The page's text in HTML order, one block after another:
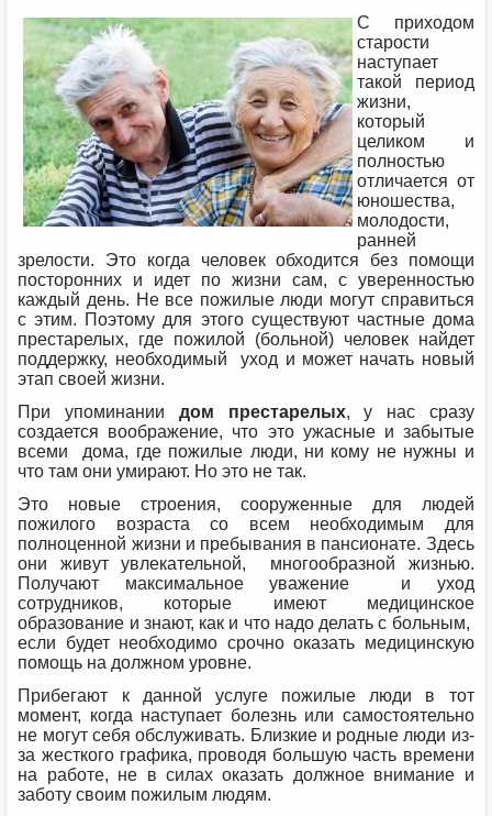
С приходом
старости
наступает
такой период
жизни,
который
целиком и
полностью
отличается от
юношества,
молодости,
ранней
зрелости. Это когда человек обходится без помощи
посторонних и идет по жизни сам, с уверенностью
каждый день. Не все пожилые люди могут справиться
с этим. Поэтому для этого существуют частные дома
престарелых, где пожилой (больной) человек найдет
поддержку, необходимый уход и может начать новый
этап своей жизни.
При упоминании дом престарелых, у нас сразу
создается воображение, что это ужасные и забытые
всеми дома, где пожилые люди, ни кому не нужны и
что там они умирают. Но это не так.
Это новые строения, сооруженные для людей
пожилого возраста со всем необходимым для
полноценной жизни и пребывания в пансионате. Здесь
они живут увлекательной, многообразной жизнью.
Получают максимальное уважение и уход
сотрудников, которые имеют медицинское
образование и знают, как и что надо делать с больным,
если будет необходимо срочно оказать медицинскую
помощь на должном уровне.
Прибегают к данной услуге пожилые люди в тот
момент, когда наступает болезнь или самостоятельно
не могут себя обслуживать. Близкие и родные люди из-
за жесткого графика, проводя большую часть времени
на работе, не в силах оказать должное внимание и
заботу своим пожилым людям.